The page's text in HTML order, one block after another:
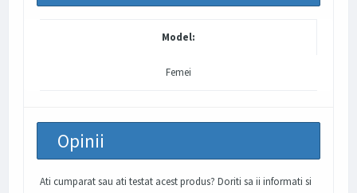
Model:
Femei
Opinii
Ati cumparat sau ati testat acest produs? Doriti sa ii informati si